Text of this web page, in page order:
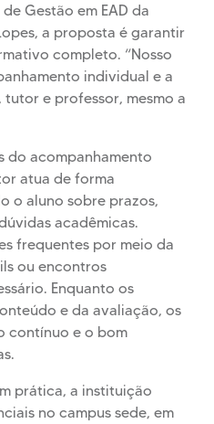
Gestão em EAD da
a proposta é garantir
completo. “Nosso
individual e a
e professor, mesmo a
do acompanhamento
atua de forma
o aluno sobre prazos,
acadêmicas.
frequentes por meio da
ou encontros
Enquanto os
e da avaliação, os
contínuo e o bom
prática, a instituição
no campus sede, em